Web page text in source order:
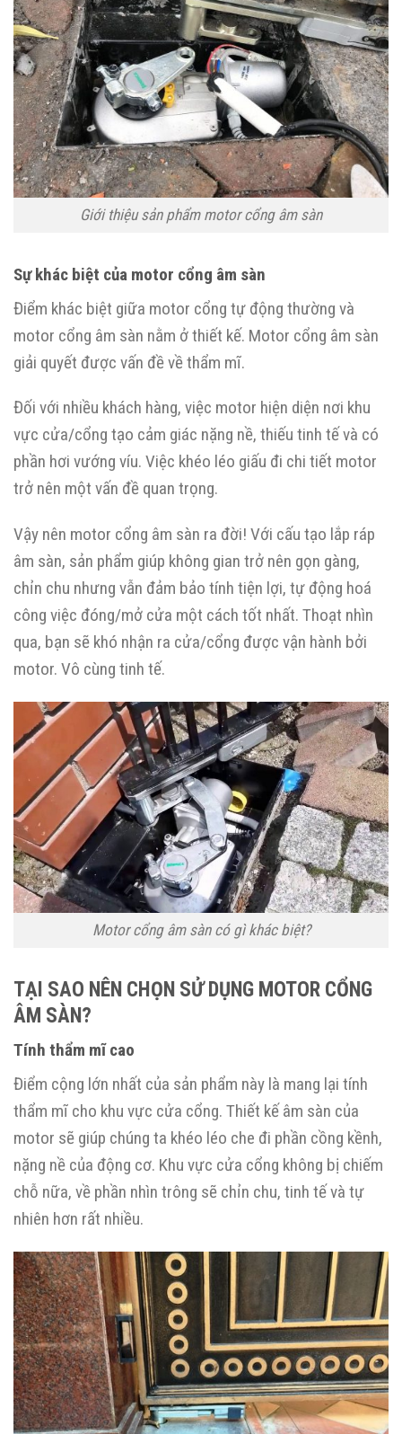
Giới thiệu sản phẩm motor cổng âm sàn
Sự khác biệt của motor cổng âm sàn
Điểm khác biệt giữa motor cổng tự động thường và
motor cổng âm sàn nằm ở thiết kế. Motor cổng âm sàn
giải quyết được vấn đề về thẩm mĩ.
Đối với nhiều khách hàng, việc motor hiện diện nơi khu
vực cửa/cổng tạo cảm giác nặng nề, thiếu tinh tế và có
phần hơi vướng víu. Việc khéo léo giấu đi chi tiết motor
trở nên một vấn đề quan trọng.
Vậy nên motor cổng âm sàn ra đời! Với cấu tạo lắp ráp
âm sàn, sản phẩm giúp không gian trở nên gọn gàng,
chỉn chu nhưng vẫn đảm bảo tính tiện lợi, tự động hoá
công việc đóng/mở cửa một cách tốt nhất. Thoạt nhìn
qua, bạn sẽ khó nhận ra cửa/cổng được vận hành bởi
motor. Vô cùng tinh tế.
Motor cổng âm sàn có gì khác biệt?
TẠI SAO NÊN CHỌN SỬ DỤNG MOTOR CỔNG
ÂM SÀN?
Tính thẩm mĩ cao
Điểm cộng lớn nhất của sản phẩm này là mang lại tính
thẩm mĩ cho khu vực cửa cổng. Thiết kế âm sàn của
motor sẽ giúp chúng ta khéo léo che đi phần cồng kềnh,
nặng nề của động cơ. Khu vực cửa cổng không bị chiếm
chỗ nữa, về phần nhìn trông sẽ chỉn chu, tinh tế và tự
nhiên hơn rất nhiều.